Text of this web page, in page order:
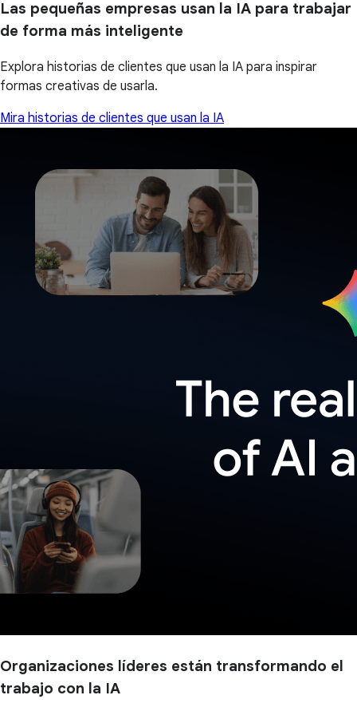
Las pequeñas empresas usan la IA para trabajar
de forma más inteligente
Explora historias de clientes que usan la IA para inspirar
formas creativas de usarla.
Mira historias de clientes que usan la IA
Organizaciones líderes están transformando el
trabajo con la IA